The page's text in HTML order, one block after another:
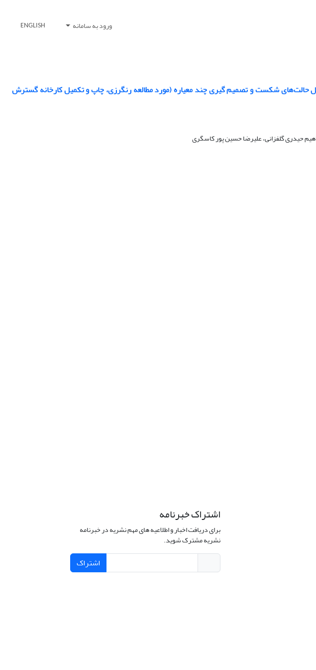
ورود به سامانه ENGLISH
شکست و تصمیم گیری چند معیاره (مورد مطالعه رنگرزی، چاپ و تکمیل کارخانه گسترش
حیدری گلفزانی، علیرضا حسین پور کاسگری
اشتراک خبرنامه
برای دریافت اخبار و اطلاعیه های مهم نشریه در خبرنامه
نشریه مشترک شوید.
اشتراک